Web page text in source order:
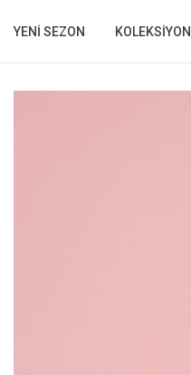
YENI SEZON KOLEKSIYON